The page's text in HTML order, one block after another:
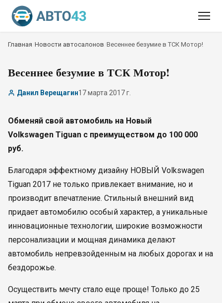
Главная Новости автосалонов Весеннее безумие в ТСК Мотор!
Весеннее безумие в ТСК Мотор!
Данил Верещагин17 марта 2017 г.
Обменяй свой автомобиль на Новый
Volkswagen Tiguan с преимуществом до 100 000
руб.
Благодаря эффектному дизайну НОВЫЙ Volkswagen
Tiguan 2017 не только привлекает внимание, но и
производит впечатление. Стильный внешний вид
придает автомобилю особый характер, а уникальные
инновационные технологии, широкие возможности
персонализации и мощная динамика делают
автомобиль непревзойденным на любых дорогах и на
бездорожье.
Осуществить мечту стало еще проще! Только до 25